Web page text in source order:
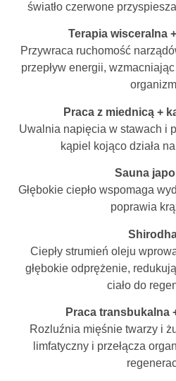
światło czerwone
Terapia wisceralna
Przywraca ruchomość
przepływ energii,
Praca z miednicą +
Uwalnia napięcia w stawach i
kąpiel kojąco działa
Sauna
Głębokie ciepło wspomaga
poprawia
Ciepły strumień oleju
głębokie odprężenie,
ciało do
Praca transbukalna
Rozluźnia mięśnie twarzy i
limfatyczny i przełącza